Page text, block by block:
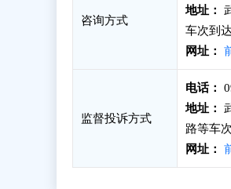
咨询方式
地址：
车次到达
网址：
监督投诉方式
电话：
地址：
路等车
网址：